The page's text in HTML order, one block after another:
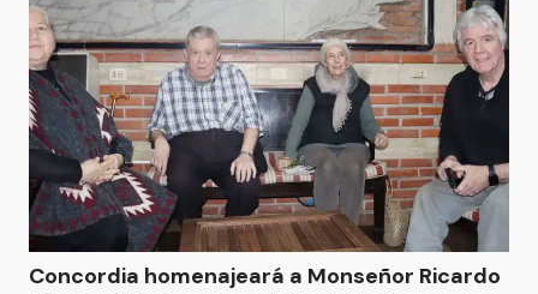
Concordia homenajeará a Monseñor Ricardo